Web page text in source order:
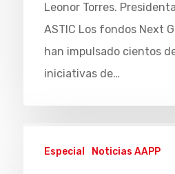
Leonor Torres.
ASTIC Los fondos Next
han impulsado cientos
iniciativas de…
Especial Noticias AAPP